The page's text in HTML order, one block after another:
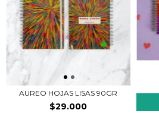
AUREO HOJAS LISAS 90GR
$29.000